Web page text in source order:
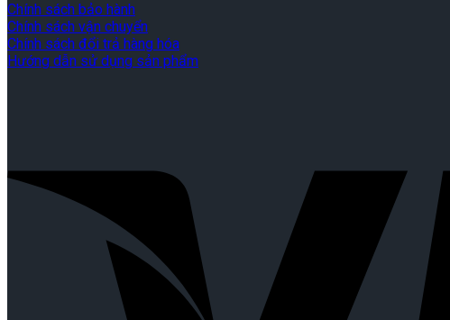
Chính sách bảo hành
Chính sách vận chuyển
Chính sách đổi trả hàng hóa
Hướng dẫn sử dụng sản phẩm